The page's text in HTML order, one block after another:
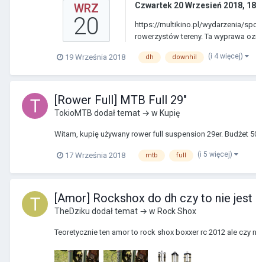
WRZ
20
Czwartek 20 Wrzesień 2018,
https://multikino.pl/wydarzenia/
rowerzystów tereny. Ta wyprawa
19 Września 2018 dh downhil (i 4 więcej)
[Rower Full] MTB Full 29"
TokioMTB dodał temat → w Kupię
Witam, kupię używany rower full suspension 29er. Budżet
17 Września 2018 mtb full (i 5 więcej)
[Amor] Rockshox do dh czy to nie jest
TheDziku dodał temat → w Rock Shox
Teoretycznie ten amor to rock shox boxxer rc 2012 ale